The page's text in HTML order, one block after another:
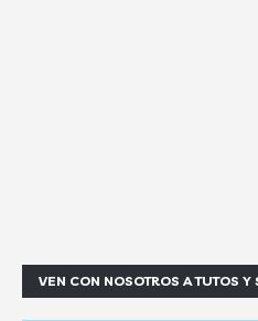
VEN CON NOSOTROS A TUTOS Y